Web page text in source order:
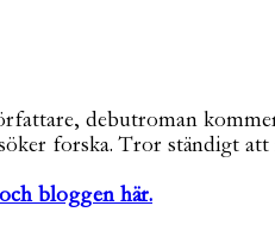
debutroman
forska. Tror ständigt
bloggen här.